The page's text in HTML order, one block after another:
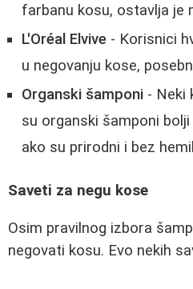
farbanu kosu, ostavlja je
L'Oréal Elvive - Korisnici
u negovanju kose,
Organski šamponi - Neki
su organski šamponi
ako su prirodni i bez
Saveti za negu kose
Osim pravilnog izbora
negovati kosu. Evo nekih